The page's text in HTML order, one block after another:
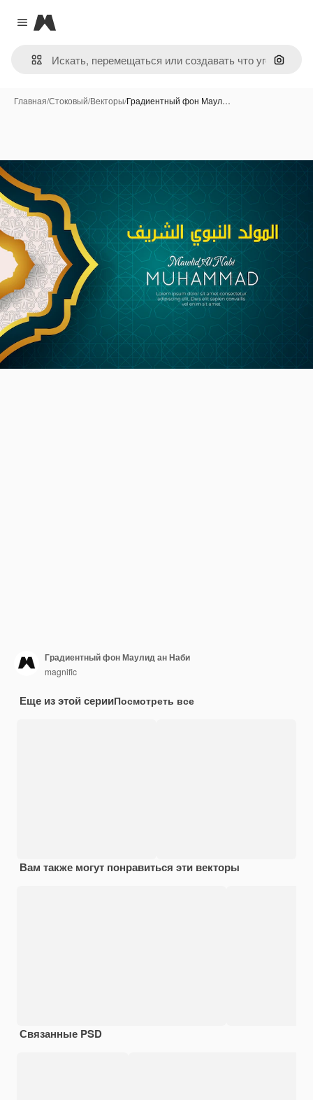
Close menu
Magnific
Поиск
Главная/Стоковый/Векторы/Градиентный фон Маул…
Градиентный фон Маулид ан Наби
magnific
Еще из этой серииПосмотреть все
Вам также могут понравиться эти векторы
Связанные PSD